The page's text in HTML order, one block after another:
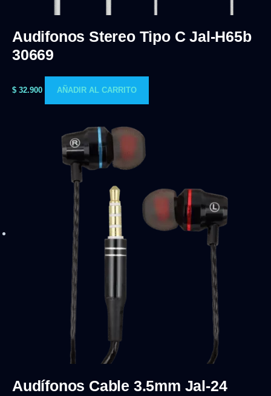
Audifonos Stereo Tipo C Jal-H65b
30669
$ 32.900 AÑADIR AL CARRITO
Audífonos Cable 3.5mm Jal-24